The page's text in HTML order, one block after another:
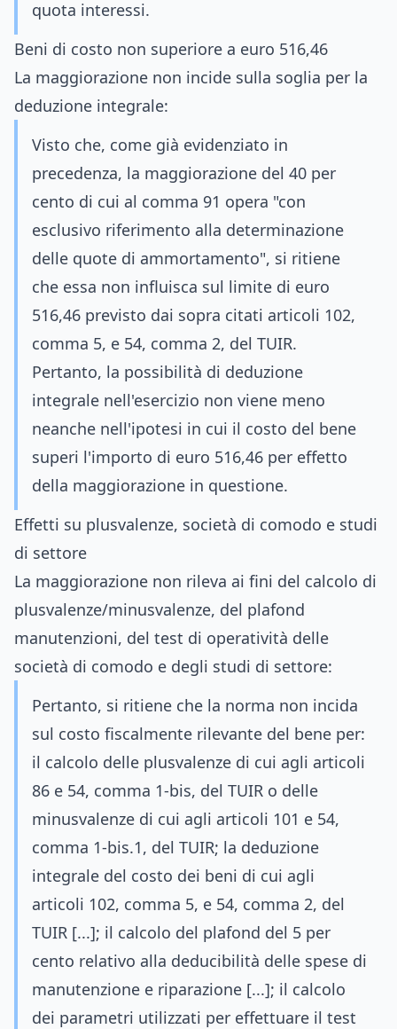
quota interessi.
Beni di costo non superiore a euro 516,46
La maggiorazione non incide sulla soglia per la
deduzione integrale:
Visto che, come già evidenziato in
precedenza, la maggiorazione del 40 per
cento di cui al comma 91 opera "con
esclusivo riferimento alla determinazione
delle quote di ammortamento", si ritiene
che essa non influisca sul limite di euro
516,46 previsto dai sopra citati articoli 102,
comma 5, e 54, comma 2, del TUIR.
Pertanto, la possibilità di deduzione
integrale nell'esercizio non viene meno
neanche nell'ipotesi in cui il costo del bene
superi l'importo di euro 516,46 per effetto
della maggiorazione in questione.
Effetti su plusvalenze, società di comodo e studi
di settore
La maggiorazione non rileva ai fini del calcolo di
plusvalenze/minusvalenze, del plafond
manutenzioni, del test di operatività delle
società di comodo e degli studi di settore:
Pertanto, si ritiene che la norma non incida
sul costo fiscalmente rilevante del bene per:
il calcolo delle plusvalenze di cui agli articoli
86 e 54, comma 1-bis, del TUIR o delle
minusvalenze di cui agli articoli 101 e 54,
comma 1-bis.1, del TUIR; la deduzione
integrale del costo dei beni di cui agli
articoli 102, comma 5, e 54, comma 2, del
TUIR [...]; il calcolo del plafond del 5 per
cento relativo alla deducibilità delle spese di
manutenzione e riparazione [...]; il calcolo
dei parametri utilizzati per effettuare il test